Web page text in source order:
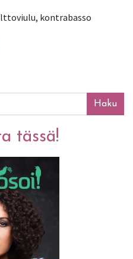
kontrabasso
tässä!